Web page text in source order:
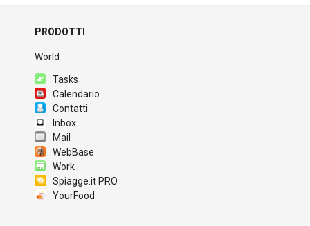
PRODOTTI
World
Tasks
Calendario
Contatti
Inbox
Mail
WebBase
Work
Spiagge.it PRO
YourFood